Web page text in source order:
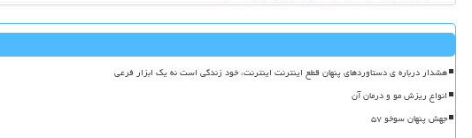
هشدار درباره ی دستاوردهای پنهان قطع اینترنت اینترنت، خود زندگی است نه یک ابزار فرعی
انواع ریزش مو و درمان آن
جهش پنهان سوخو ۵۷